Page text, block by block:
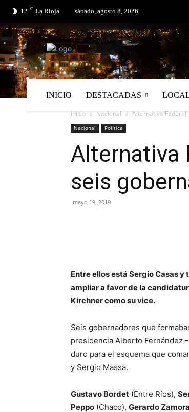
12 C La Rioja sábado, agosto 8, 2026
INICIO DESTACADAS
Inicio Nacional Alternativa
Nacional Política
Alternativa
seis
mayo 19, 2019
Entre ellos está Sergio Casas
ampliar a favor de la
Kirchner como su vice.
Seis gobernadores que
presidencia Alberto Fernández
duro para el esquema que
y Sergio Massa.
Gustavo Bordet (Entre Ríos),
Peppo (Chaco), Gerardo Zamora